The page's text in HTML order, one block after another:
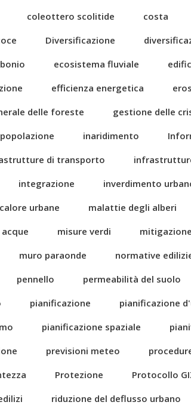
coleottero scolitide costa
Diversificazione
ecosistema fluviale
efficienza energetica
delle foreste gestione delle
inaridimento
di transporto
integrazione inverdimento
urbane malattie degli alberi
misure verdi mitigazione
muro paraonde normative
pennello permeabilità del suolo
pianificazione
pianificazione
pianificazione spaziale
previsioni meteo
Protezione Protocollo
riduzione del deflusso urbano